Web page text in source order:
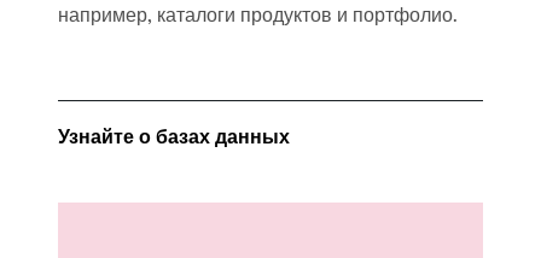
например, каталоги продуктов и портфолио.
Узнайте о базах данных